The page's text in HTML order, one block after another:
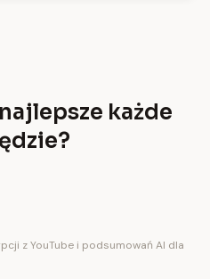
każde
z YouTube i podsumowań AI dla